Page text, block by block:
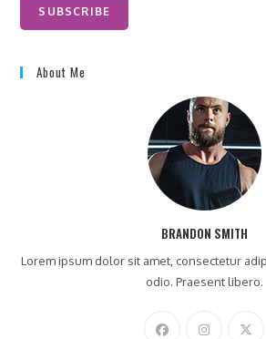
l
SUBSCRIBE
About Me
BRANDON SMITH
Lorem ipsum dolor sit amet, consectetur
odio. Praesent libero.